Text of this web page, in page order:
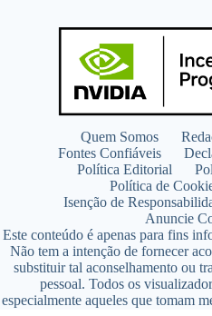
Quem Somos
Fontes Confiáveis
Política Editorial
Política de
Isenção de
Anuncie
Este conteúdo é apenas para fins
Não tem a intenção de fornecer
substituir tal aconselhamento ou
pessoal. Todos os
especialmente aqueles que tomam